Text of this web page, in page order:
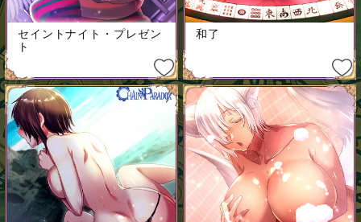
セイントナイト・プレゼン
ト
和了